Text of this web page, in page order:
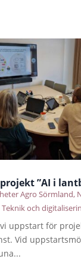
”AI i
Agro Sörmland,
Teknik och
uppstart för
Vid